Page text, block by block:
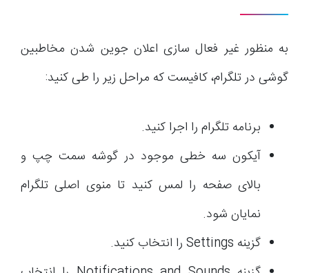
به منظور غیر فعال سازی اعلان جوین شدن مخاطبین
گوشی در تلگرام، کافیست که مراحل زیر را طی کنید:
برنامه تلگرام را اجرا کنید.
آیکون سه خطی موجود در گوشه سمت چپ و
بالای صفحه را لمس کنید تا منوی اصلی تلگرام
نمایان شود.
گزینه Settings را انتخاب کنید.